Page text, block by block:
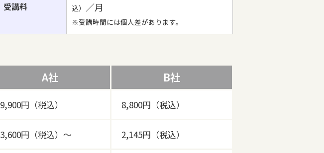
受講料
込） ／月
※受講時間には個人差があります。
A社 B社
9,900円（税込） 8,800円（税込）
3,600円（税込）～ 2,145円（税込）